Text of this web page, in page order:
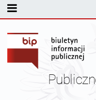
Kontakt
Dane osobowe